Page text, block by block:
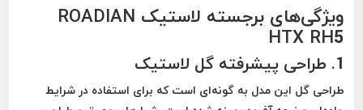
ویژگی‌های برجسته لاستیک ROADIAN
HTX RH5
1. طراحی پیشرفته گل لاستیک
طراحی گل این مدل به گونه‌ای است که برای استفاده در شرایط